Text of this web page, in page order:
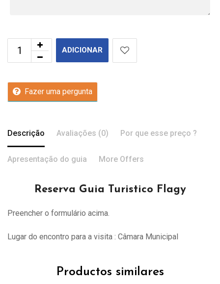
ADICIONAR
Fazer uma pergunta
Descrição Avaliações (0) Por que esse preço ?
Apresentação do guia More Offers
Reserva Guia Turistico Flagy
Preencher o formulário acima.
Lugar do encontro para a visita : Câmara Municipal
Productos similares